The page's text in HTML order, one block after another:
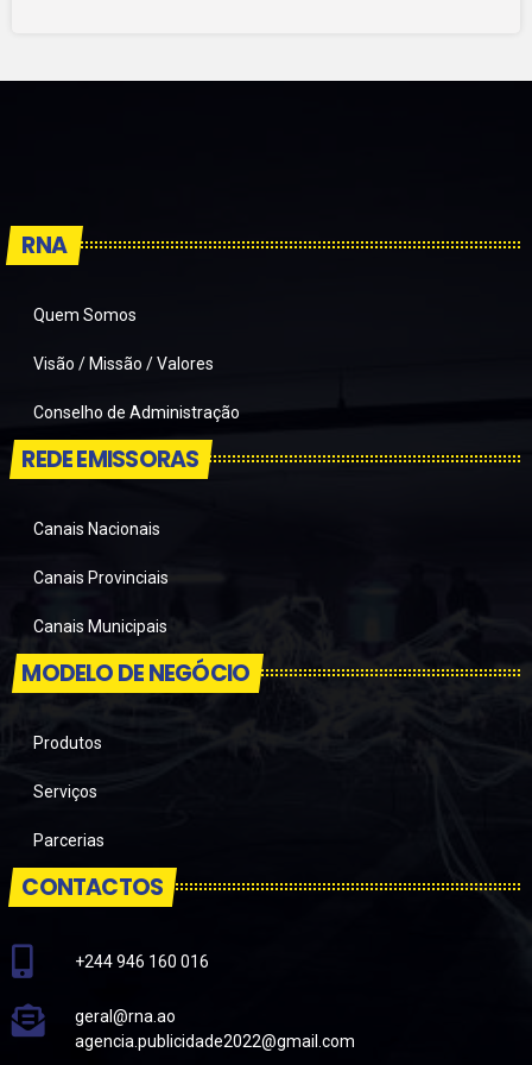
RNA
Quem Somos
Visão / Missão / Valores
Conselho de Administração
REDE EMISSORAS
Canais Nacionais
Canais Provinciais
Canais Municipais
MODELO DE NEGÓCIO
Produtos
Serviços
Parcerias
CONTACTOS
+244 946 160 016
geral@rna.ao
agencia.publicidade2022@gmail.com